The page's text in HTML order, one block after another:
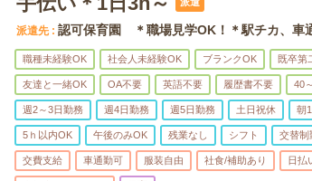
派遣先 認可保育園 ＊職場見学OK！＊駅チカ、車
職種未経験OK 社会人未経験OK ブランクOK 既卒第
友達と一緒OK OA不要 英語不要 履歴書不要 40
週2～3日勤務 週4日勤務 週5日勤務 土日祝休 朝
5ｈ以内OK 午後のみOK 残業なし シフト 交替制
交費支給 車通勤可 服装自由 社食/補助あり 日払